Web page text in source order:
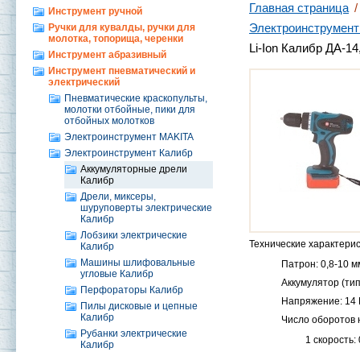
Инструмент ручной
Ручки для кувалды, ручки для
молотка, топорища, черенки
Инструмент абразивный
Инструмент пневматический и
электрический
Пневматические краскопульты,
молотки отбойные, пики для
отбойных молотков
Электроинструмент MAKITA
Электроинструмент Калибр
Аккумуляторные дрели
Калибр
Дрели, миксеры,
шуруповерты электрические
Калибр
Лобзики электрические
Калибр
Машины шлифовальные
угловые Калибр
Перфораторы Калибр
Пилы дисковые и цепные
Калибр
Рубанки электрические
Калибр
Главная страница /
Li-Ion Калибр ДА-
Технические
Патрон: 0,8-10
Аккумулятор
Напряжение: 14
Число оборотов
1